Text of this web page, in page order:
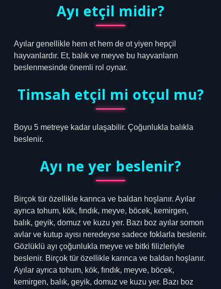
Ayı etçil midir?
Ayılar genellikle hem et hem de ot yiyen hepçil
hayvanlardır. Et, balık ve meyve bu hayvanların
beslenmesinde önemli rol oynar.
Timsah etçil mi otçul mu?
Boyu 5 metreye kadar ulaşabilir. Çoğunlukla balıkla
beslenir.
Ayı ne yer beslenir?
Birçok tür özellikle karınca ve baldan hoşlanır. Ayılar
ayrıca tohum, kök, fındık, meyve, böcek, kemirgen,
balık, geyik, domuz ve kuzu yer. Bazı boz ayılar somon
avlar ve kutup ayısı neredeyse sadece foklarla beslenir.
Gözlüklü ayı çoğunlukla meyve ve bitki filizleriyle
beslenir. Birçok tür özellikle karınca ve baldan hoşlanır.
Ayılar ayrıca tohum, kök, fındık, meyve, böcek,
kemirgen, balık, geyik, domuz ve kuzu yer. Bazı boz